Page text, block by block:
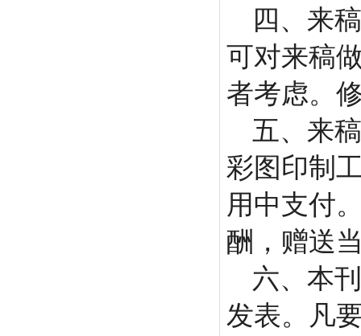
四、来
可对来稿
者考虑。
五、来
彩图印制
用中支付
酬，赠送
六、本
发表。凡